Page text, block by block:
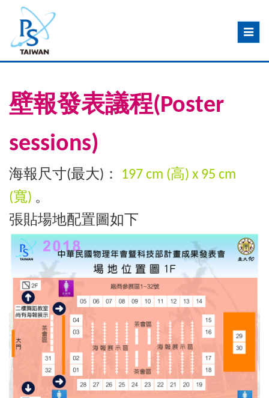
Toggle
壁報發表議程(Poster
sessions)
海報尺寸(最大)：
197 cm (高) x 95 cm
(寬) 。
張貼場地配置圖如下